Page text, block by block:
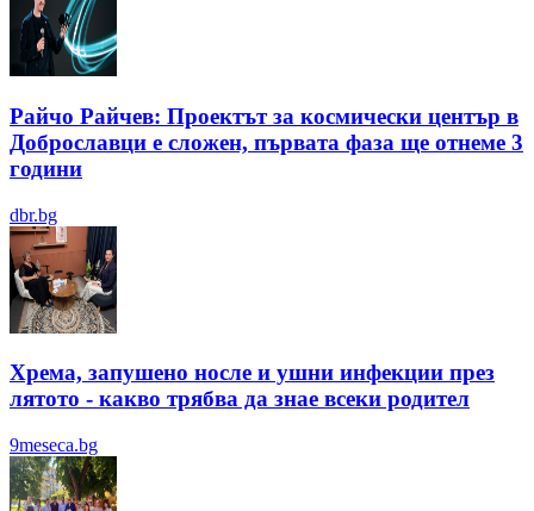
Райчо Райчев: Проектът за космически център в
Доброславци е сложен, първата фаза ще отнеме 3
години
dbr.bg
Хрема, запушено носле и ушни инфекции през
лятотo - какво трябва да знае всеки родител
9meseca.bg